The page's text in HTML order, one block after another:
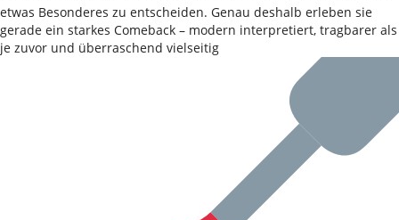
etwas Besonderes zu entscheiden. Genau deshalb erleben sie
gerade ein starkes Comeback – modern interpretiert, tragbarer als
je zuvor und überraschend vielseitig